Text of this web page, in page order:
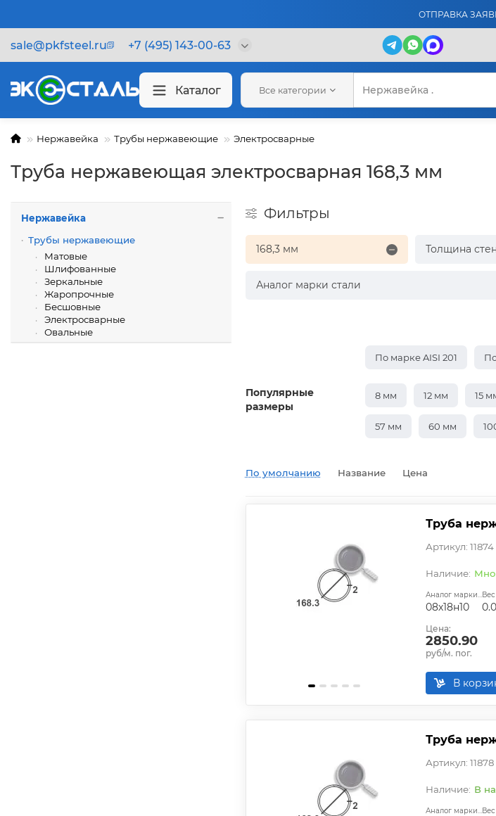
ОТПРАВКА
sale@pkfsteel.ru +7 (495) 143-00-63
Каталог Все категории
Нержавейка Трубы нержавеющие Электросварные
Труба нержавеющая электросварная 168,3 мм
Нержавейка
Трубы нержавеющие
Матовые
Шлифованные
Зеркальные
Жаропрочные
Бесшовные
Электросварные
Овальные
Фильтры
168,3 мм Толщина
Аналог марки стали
По марке AISI 201
Популярные
размеры
8 мм 12 мм 15
57 мм 60 мм
По умолчанию Название Цена
Труба
Артикул: 11874
Аналог марки стали:
08х18н10
Цена:
2850.90
руб/м. пог.
В
Труба
Артикул: 11878
В
Аналог марки стали: